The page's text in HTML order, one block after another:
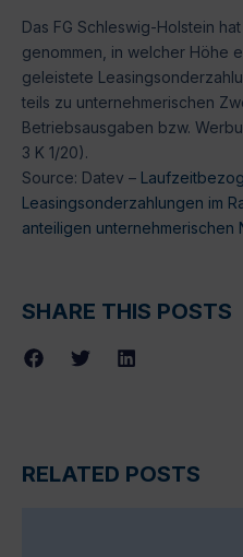
Das FG Schleswig-Holstein
genommen, in welcher Höhe
geleistete
teils zu unternehmerischen
Betriebsausgaben bzw.
3 K 1/20).
Source: Datev –
Leasingsonderzahlungen im
anteiligen unternehmerischen
SHARE THIS POSTS
RELATED POSTS